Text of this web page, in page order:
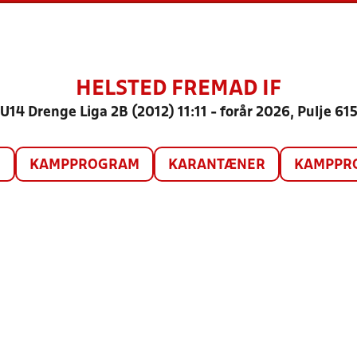
HELSTED FREMAD IF
U14 Drenge Liga 2B (2012) 11:11 - forår 2026, Pulje 615
KAMPPROGRAM KARANTÆNER